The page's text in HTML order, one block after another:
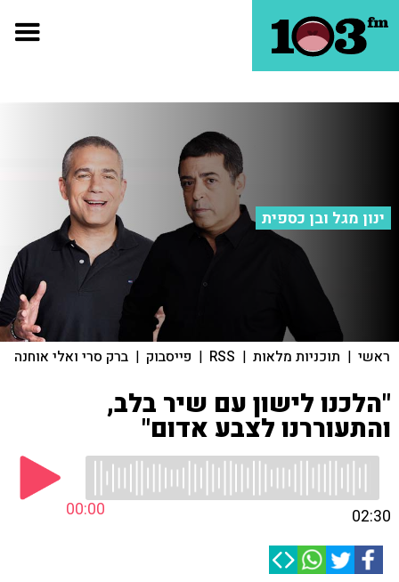
ינון מגל ובן כספית
ראשי | תוכניות מלאות |
RSS
| פייסבוק | ברק סרי ואלי אוחנה
"הלכנו לישון עם שיר בלב,
והתעוררנו לצבע אדום"
00:00 02:30